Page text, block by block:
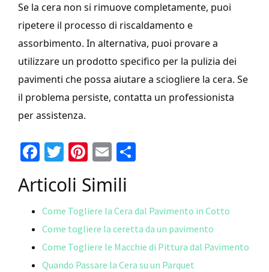
Se la cera non si rimuove completamente, puoi
ripetere il processo di riscaldamento e
assorbimento. In alternativa, puoi provare a
utilizzare un prodotto specifico per la pulizia dei
pavimenti che possa aiutare a sciogliere la cera. Se
il problema persiste, contatta un professionista
per assistenza.
Fa
ce
b
o
o
k
T
wi
tt
er
Pi
nt
er
es
t
E
m
ai
l
di
vi
di
Articoli Simili
Come Togliere la Cera dal Pavimento in Cotto
Come togliere la ceretta da un pavimento
Come Togliere le Macchie di Pittura dal Pavimento
Quando Passare la Cera su un Parquet